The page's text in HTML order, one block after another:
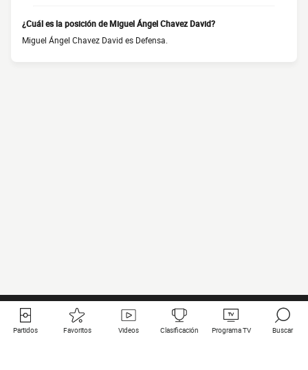
¿Cuál es la posición de Miguel Ángel Chavez David?
Miguel Ángel Chavez David es Defensa.
Partidos Favoritos Videos Clasificación Programa TV Buscar